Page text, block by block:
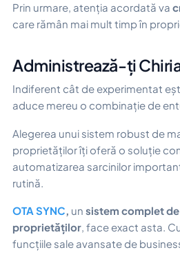
Prin urmare, atenția acordată va
care rămân mai mult timp în
Administrează-ți Chiria
Indiferent cât de experimentat
aduce mereu o combinație de
Alegerea unui sistem robust de
proprietăților îți oferă o soluție
automatizarea sarcinilor
rutină.
OTA SYNC, un sistem complet
proprietăților, face exact asta.
funcțiile sale avansate de